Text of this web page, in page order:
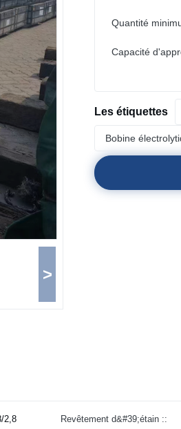
>
Quantité
Capacité
Les étiquettes
Bobine
2,8
Revêtement d&#39;étain ::